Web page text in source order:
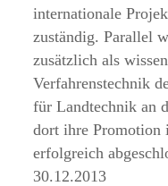
internationale
zuständig. Parallel
zusätzlich als
Verfahrenstechnik
für Landtechnik an
dort ihre Promotion
erfolgreich
30.12.2013